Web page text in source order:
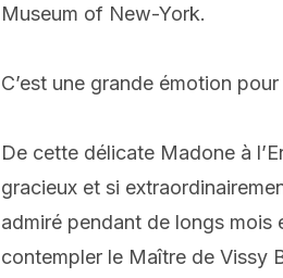
Museum of New-York.
C’est une grande émotion pour
De cette délicate Madone à
gracieux et si
admiré pendant de longs mois
contempler le Maître de Vissy